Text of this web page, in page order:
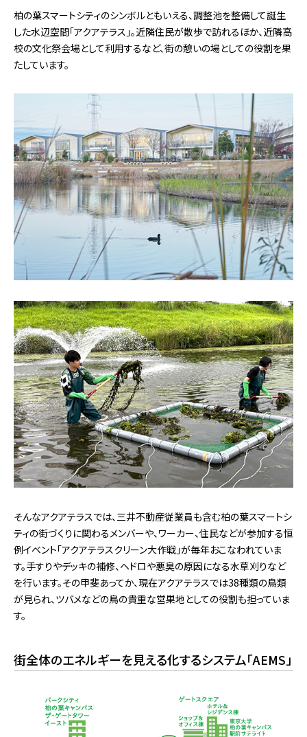
柏の葉スマートシティのシンボルともいえる、調整池を整備して誕生
した水辺空間「アクアテラス」。近隣住民が散歩で訪れるほか、近隣高
校の文化祭会場として利用するなど、街の憩いの場としての役割を果
たしています。
そんなアクアテラスでは、三井不動産従業員も含む柏の葉スマートシ
ティの街づくりに関わるメンバーや、ワーカー、住民などが参加する恒
例イベント「アクアテラスクリーン大作戦」が毎年おこなわれていま
す。手すりやデッキの補修、ヘドロや悪臭の原因になる水草刈りなど
を行います。その甲斐あってか、現在アクアテラスでは38種類の鳥類
が見られ、ツバメなどの鳥の貴重な営巣地としての役割も担っていま
す。
街全体のエネルギーを見える化するシステム「AEMS」